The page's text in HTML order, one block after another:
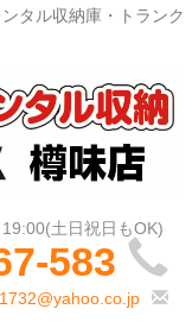
タル収納庫・トランク
583